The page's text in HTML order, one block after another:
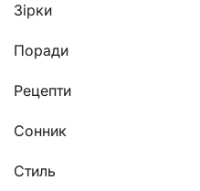
Зірки
Поради
Рецепти
Сонник
Стиль